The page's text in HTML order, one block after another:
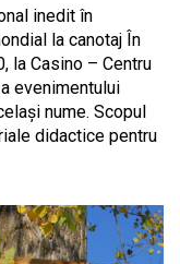
inedit în
la canotaj În
la Casino – Centru
evenimentului
nume. Scopul
didactice pentru